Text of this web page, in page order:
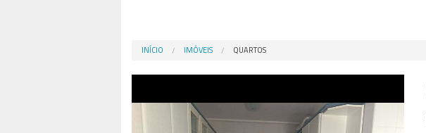
INÍCIO IMÓVEIS QUARTOS